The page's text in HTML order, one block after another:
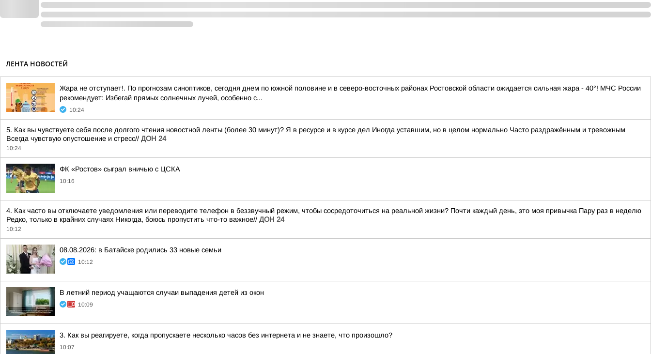
ЛЕНТА НОВОСТЕЙ
Жара не отступает!. По прогнозам синоптиков, сегодня днем по южной половине и в северо-восточных районах Ростовской области ожидается сильная жара - 40°! МЧС России
рекомендует: Избегай прямых солнечных лучей, особенно с...
10:24
5. Как вы чувствуете себя после долгого чтения новостной ленты (более 30 минут)? Я в ресурсе и в курсе дел Иногда уставшим, но в целом нормально Часто раздражённым и тревожным
Всегда чувствую опустошение и стресс// ДОН 24
10:24
ФК «Ростов» сыграл вничью с ЦСКА
10:16
4. Как часто вы отключаете уведомления или переводите телефон в беззвучный режим, чтобы сосредоточиться на реальной жизни? Почти каждый день, это моя привычка Пару раз в неделю
Редко, только в крайних случаях Никогда, боюсь пропустить что-то важное// ДОН 24
10:12
08.08.2026: в Батайске родились 33 новые семьи
10:12
В летний период учащаются случаи выпадения детей из окон
10:09
3. Как вы реагируете, когда пропускаете несколько часов без интернета и не знаете, что произошло?
10:07